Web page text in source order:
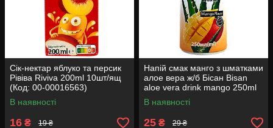
Сік-нектар яблуко та персик
Рівіва Riviva 200ml 10шт/ящ
(Код: 00-00016563)
В наявності
16 ₴ 19 ₴
Напій смак манго з шматками
алое вера ж/б Бісан Bisan
aloe vera drink mango 250ml
24шт/ящ (Код: 00-00018642)
В наявності
25 ₴ 29 ₴